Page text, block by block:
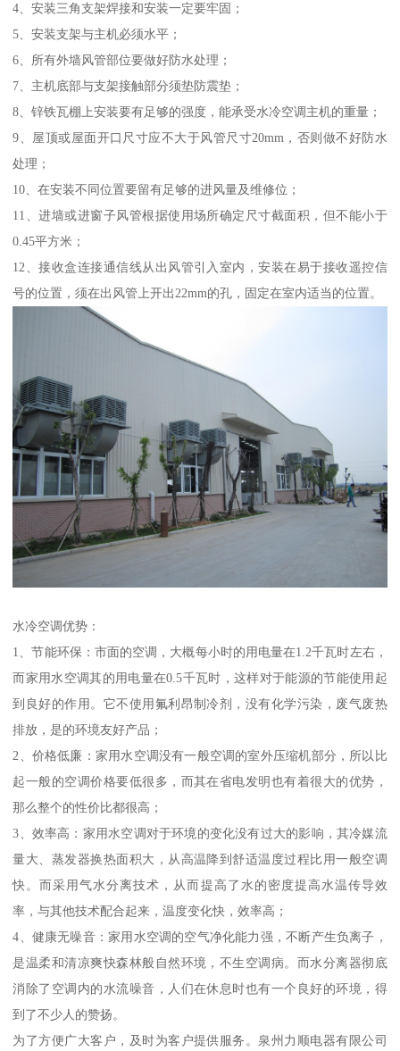
4、安装三角支架焊接和安装一定要牢固；
5、安装支架与主机必须水平；
6、所有外墙风管部位要做好防水处理；
7、主机底部与支架接触部分须垫防震垫；
8、锌铁瓦棚上安装要有足够的强度，能承受水冷空调主机的重量；
9、屋顶或屋面开口尺寸应不大于风管尺寸20mm，否则做不好防水
处理；
10、在安装不同位置要留有足够的进风量及维修位；
11、进墙或进窗子风管根据使用场所确定尺寸截面积，但不能小于
0.45平方米；
12、接收盒连接通信线从出风管引入室内，安装在易于接收遥控信
号的位置，须在出风管上开出22mm的孔，固定在室内适当的位置。
水冷空调优势：
1、节能环保：市面的空调，大概每小时的用电量在1.2千瓦时左右，
而家用水空调其的用电量在0.5千瓦时，这样对于能源的节能使用起
到良好的作用。它不使用氟利昂制冷剂，没有化学污染，废气废热
排放，是的环境友好产品；
2、价格低廉：家用水空调没有一般空调的室外压缩机部分，所以比
起一般的空调价格要低很多，而其在省电发明也有着很大的优势，
那么整个的性价比都很高；
3、效率高：家用水空调对于环境的变化没有过大的影响，其冷媒流
量大、蒸发器换热面积大，从高温降到舒适温度过程比用一般空调
快。而采用气水分离技术，从而提高了水的密度提高水温传导效
率，与其他技术配合起来，温度变化快，效率高；
4、健康无噪音：家用水空调的空气净化能力强，不断产生负离子，
是温柔和清凉爽快森林般自然环境，不生空调病。而水分离器彻底
消除了空调内的水流噪音，人们在休息时也有一个良好的环境，得
到了不少人的赞扬。
为了方便广大客户，及时为客户提供服务。泉州力顺电器有限公司